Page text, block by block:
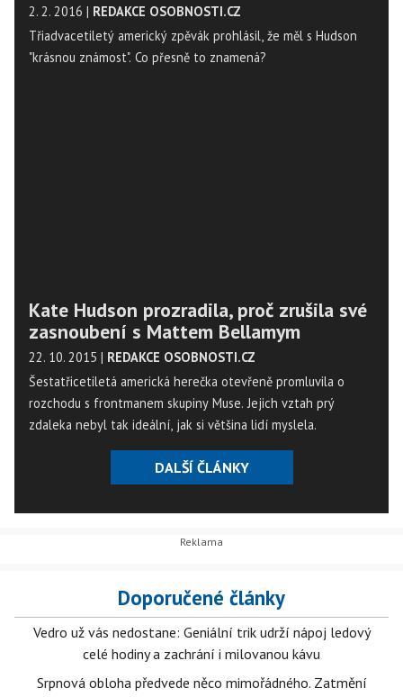
2. 2. 2016 | REDAKCE OSOBNOSTI.CZ
Třiadvacetiletý americký zpěvák prohlásil, že měl s Hudson
"krásnou známost". Co přesně to znamená?
Kate Hudson prozradila, proč zrušila své
zasnoubení s Mattem Bellamym
22. 10. 2015 | REDAKCE OSOBNOSTI.CZ
Šestatřicetiletá americká herečka otevřeně promluvila o
rozchodu s frontmanem skupiny Muse. Jejich vztah prý
zdaleka nebyl tak ideální, jak si většina lidí myslela.
DALŠÍ ČLÁNKY
Doporučené články
Vedro už vás nedostane: Geniální trik udrží nápoj ledový
celé hodiny a zachrání i milovanou kávu
Srpnová obloha předvede něco mimořádného. Zatmění